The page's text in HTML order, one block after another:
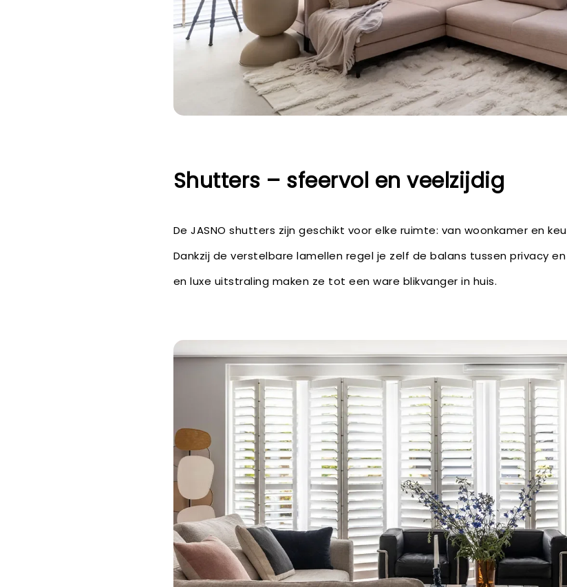
Shutters – sfeervol en veelzijdig
De JASNO shutters zijn geschikt voor elke ruimte: van woonkamer en
Dankzij de verstelbare lamellen regel je zelf de balans tussen privacy
en luxe uitstraling maken ze tot een ware blikvanger in huis.